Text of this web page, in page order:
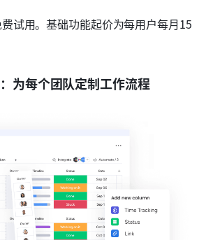
试用。基础功能起价为每用户每月15
为每个团队定制工作流程